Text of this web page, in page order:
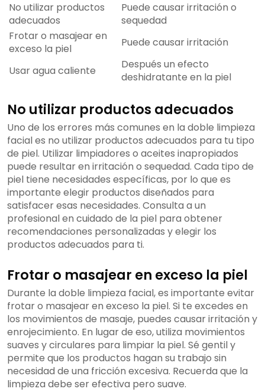
No utilizar productos
adecuados
Puede causar irritación o
sequedad
Frotar o masajear en
exceso la piel
Puede causar irritación
Usar agua caliente
Después un efecto
deshidratante en la piel
No utilizar productos adecuados
Uno de los errores más comunes en la doble limpieza
facial es no utilizar productos adecuados para tu tipo
de piel. Utilizar limpiadores o aceites inapropiados
puede resultar en irritación o sequedad. Cada tipo de
piel tiene necesidades específicas, por lo que es
importante elegir productos diseñados para
satisfacer esas necesidades. Consulta a un
profesional en cuidado de la piel para obtener
recomendaciones personalizadas y elegir los
productos adecuados para ti.
Frotar o masajear en exceso la piel
Durante la doble limpieza facial, es importante evitar
frotar o masajear en exceso la piel. Si te excedes en
los movimientos de masaje, puedes causar irritación y
enrojecimiento. En lugar de eso, utiliza movimientos
suaves y circulares para limpiar la piel. Sé gentil y
permite que los productos hagan su trabajo sin
necesidad de una fricción excesiva. Recuerda que la
limpieza debe ser efectiva pero suave.